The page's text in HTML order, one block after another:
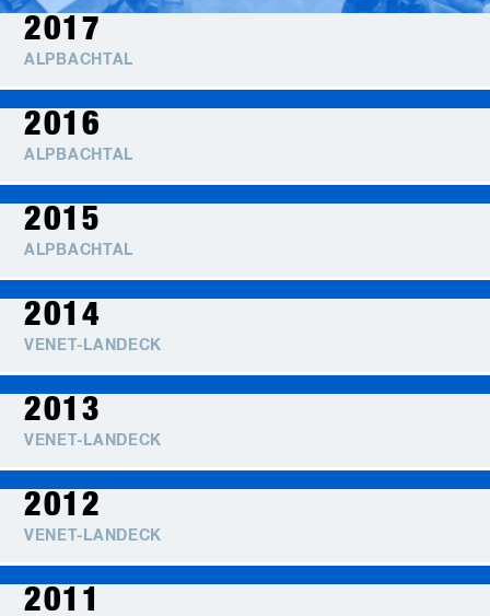
2017
ALPBACHTAL
2016
ALPBACHTAL
2015
ALPBACHTAL
2014
VENET-LANDECK
2013
VENET-LANDECK
2012
VENET-LANDECK
2011